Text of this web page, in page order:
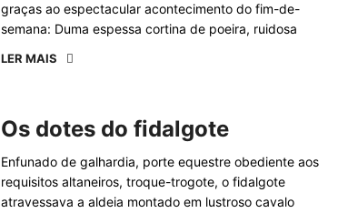
graças ao espectacular acontecimento do fim-de-
semana: Duma espessa cortina de poeira, ruidosa
LER MAIS
Os dotes do fidalgote
Enfunado de galhardia, porte equestre obediente aos
requisitos altaneiros, troque-trogote, o fidalgote
atravessava a aldeia montado em lustroso cavalo